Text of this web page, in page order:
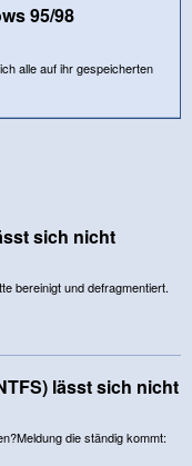
95/98
alle auf ihr gespeicherten
sich nicht
bereinigt und defragmentiert.
lässt sich nicht
die ständig kommt: